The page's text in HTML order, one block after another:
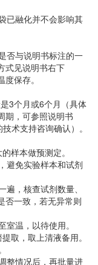
已融化并不会影响其
否与说明书标注的一
式见说明书右下
保存。
3个月或6个月（具体
期，可参照说明书
术支持咨询确认）。
样本做预测定。
避免实验样本和试剂
，核查试剂数量、
否一致，若无异常则
温，以待使用。
取，取上清液备用。
整情况后，再批量进